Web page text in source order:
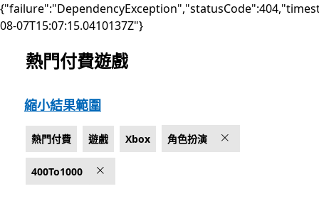
08-07T15:07:15.0410137Z"}
上架 Microsoft.com
熱門付費遊戲
縮小結果範圍
熱門付費 遊戲 Xbox 角色扮演
400To1000